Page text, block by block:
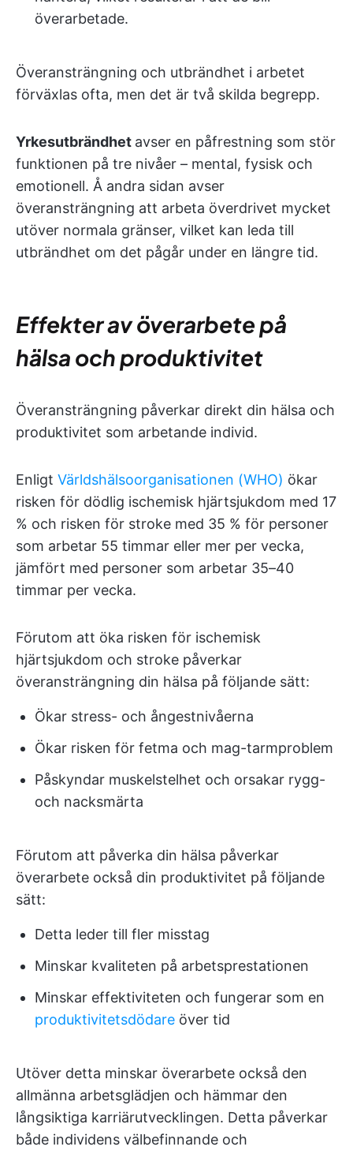
överarbetade.
Överansträngning och utbrändhet i arbetet
förväxlas ofta, men det är två skilda begrepp.
Yrkesutbrändhet avser en påfrestning som stör
funktionen på tre nivåer – mental, fysisk och
emotionell. Å andra sidan avser
överansträngning att arbeta överdrivet mycket
utöver normala gränser, vilket kan leda till
utbrändhet om det pågår under en längre tid.
Effekter av överarbete på
hälsa och produktivitet
Överansträngning påverkar direkt din hälsa och
produktivitet som arbetande individ.
Enligt Världshälsoorganisationen (WHO) ökar
risken för dödlig ischemisk hjärtsjukdom med 17
% och risken för stroke med 35 % för personer
som arbetar 55 timmar eller mer per vecka,
jämfört med personer som arbetar 35–40
timmar per vecka.
Förutom att öka risken för ischemisk
hjärtsjukdom och stroke påverkar
överansträngning din hälsa på följande sätt:
Ökar stress- och ångestnivåerna
Ökar risken för fetma och mag-tarmproblem
Påskyndar muskelstelhet och orsakar rygg-
och nacksmärta
Förutom att påverka din hälsa påverkar
överarbete också din produktivitet på följande
sätt:
Detta leder till fler misstag
Minskar kvaliteten på arbetsprestationen
Minskar effektiviteten och fungerar som en
produktivitetsdödare över tid
Utöver detta minskar överarbete också den
allmänna arbetsglädjen och hämmar den
långsiktiga karriärutvecklingen. Detta påverkar
både individens välbefinnande och